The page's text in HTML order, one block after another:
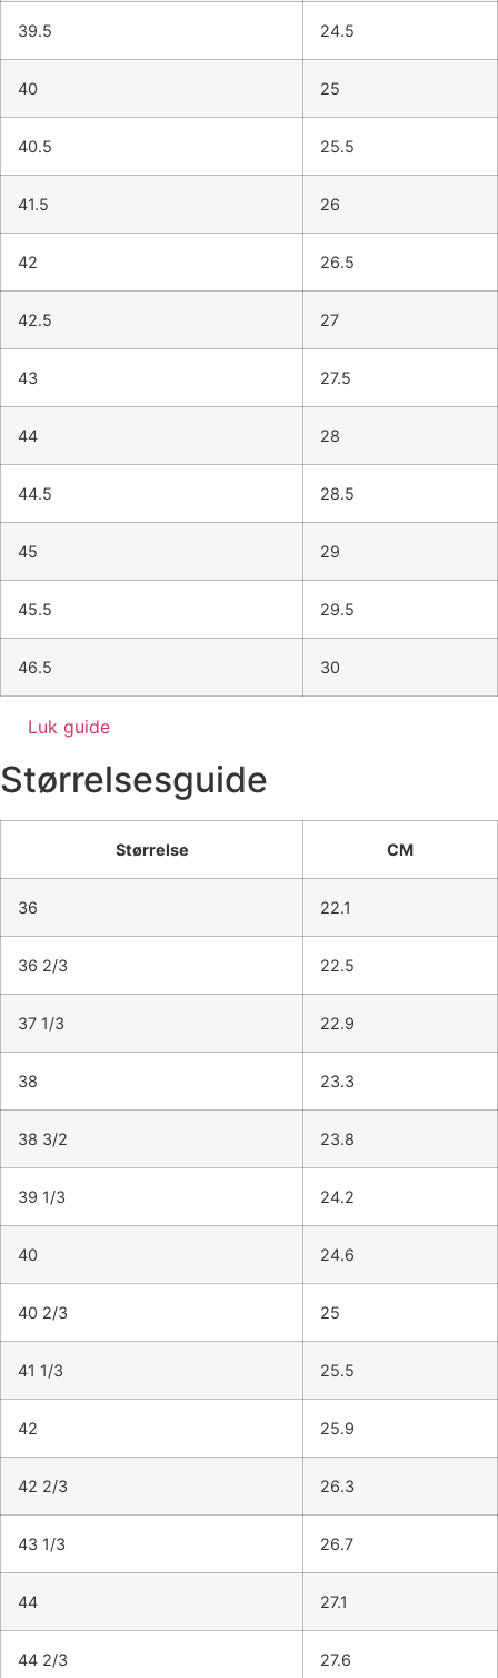
39.5 24.5
40 25
40.5 25.5
41.5 26
42 26.5
42.5 27
43 27.5
44 28
44.5 28.5
45 29
45.5 29.5
46.5 30
Luk guide
Størrelsesguide
Størrelse CM
36 22.1
36 2/3 22.5
37 1/3 22.9
38 23.3
38 3/2 23.8
39 1/3 24.2
40 24.6
40 2/3 25
41 1/3 25.5
42 25.9
42 2/3 26.3
43 1/3 26.7
44 27.1
44 2/3 27.6